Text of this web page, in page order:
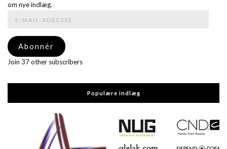
om nye indlæg.
adresse
Abonnér
Join 37 other subscribers
Populære indlæg